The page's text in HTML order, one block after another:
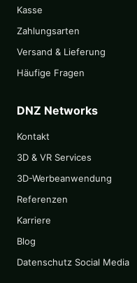
Kasse
Zahlungsarten
Versand & Lieferung
Häufige Fragen
DNZ Networks
Kontakt
3D & VR Services
3D-Werbeanwendung
Referenzen
Karriere
Blog
Datenschutz Social Media